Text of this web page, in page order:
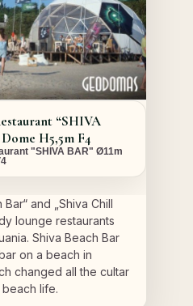
“SHIVA
H5,5m F4
"SHIVA BAR" Ø11m
Bar“ and „Shiva Chill
lounge restaurants
Shiva Beach Bar
on a beach in
changed all the cultar
beach life.